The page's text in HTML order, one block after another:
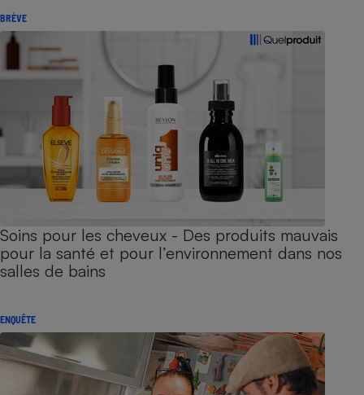
BRÈVE
Soins pour les cheveux - Des produits mauvais
pour la santé et pour l’environnement dans nos
salles de bains
ENQUÊTE